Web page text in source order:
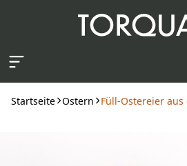
Startseite Ostern Füll-Ostereier